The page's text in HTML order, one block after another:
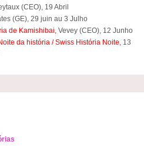
(CEO), 19 Abril
(GE), 29 juin au 3 Julho
de Kamishibai, Vevey (CEO), 12 Junho
da história / Swiss História Noite, 13